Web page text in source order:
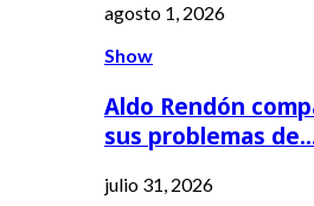
agosto 1, 2026
Show
Aldo Rendón
sus problemas
julio 31, 2026